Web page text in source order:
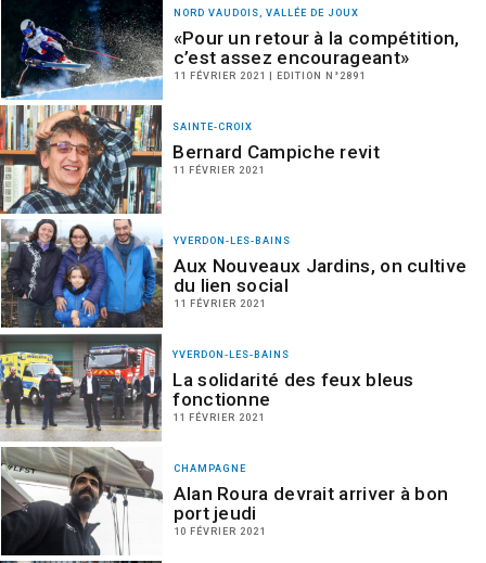
NORD VAUDOIS, VALLÉE DE JOUX
«Pour un retour à la compétition,
c’est assez encourageant»
11 FÉVRIER 2021 | EDITION N°2891
SAINTE-CROIX
Bernard Campiche revit
11 FÉVRIER 2021
YVERDON-LES-BAINS
Aux Nouveaux Jardins, on cultive
du lien social
11 FÉVRIER 2021
YVERDON-LES-BAINS
La solidarité des feux bleus
fonctionne
11 FÉVRIER 2021
CHAMPAGNE
Alan Roura devrait arriver à bon
port jeudi
10 FÉVRIER 2021